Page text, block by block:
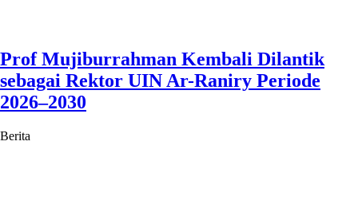
Prof Mujiburrahman Kembali Dilantik
sebagai Rektor UIN Ar-Raniry Periode
2026–2030
Berita